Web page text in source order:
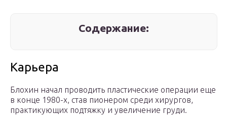
Содержание:
Карьера
Блохин начал проводить пластические операции еще
в конце 1980-х, став пионером среди хирургов,
практикующих подтяжку и увеличение груди.